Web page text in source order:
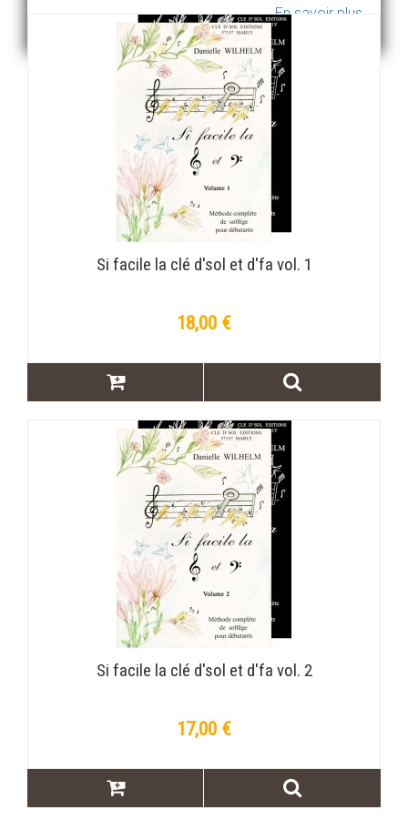
En savoir plus
Si facile la clé d'sol et d'fa vol. 1
18,00 €
Si facile la clé d'sol et d'fa vol. 2
17,00 €